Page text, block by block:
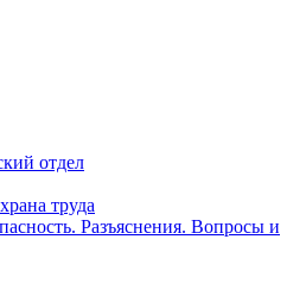
отдел
труда
Разъяснения. Вопросы и